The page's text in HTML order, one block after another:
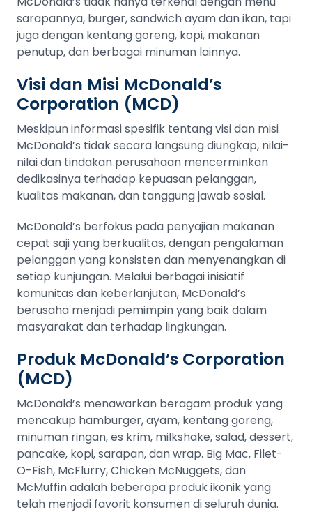
sarapannya, burger, sandwich ayam dan ikan, tapi
juga dengan kentang goreng, kopi, makanan
penutup, dan berbagai minuman lainnya.
Visi dan Misi McDonald’s
Corporation (MCD)
Meskipun informasi spesifik tentang visi dan misi
McDonald’s tidak secara langsung diungkap, nilai-
nilai dan tindakan perusahaan mencerminkan
dedikasinya terhadap kepuasan pelanggan,
kualitas makanan, dan tanggung jawab sosial.
McDonald’s berfokus pada penyajian makanan
cepat saji yang berkualitas, dengan pengalaman
pelanggan yang konsisten dan menyenangkan di
setiap kunjungan. Melalui berbagai inisiatif
komunitas dan keberlanjutan, McDonald’s
berusaha menjadi pemimpin yang baik dalam
masyarakat dan terhadap lingkungan​​​​.
Produk McDonald’s Corporation
(MCD)
McDonald’s menawarkan beragam produk yang
mencakup hamburger, ayam, kentang goreng,
minuman ringan, es krim, milkshake, salad, dessert,
pancake, kopi, sarapan, dan wrap. Big Mac, Filet-
O-Fish, McFlurry, Chicken McNuggets, dan
McMuffin adalah beberapa produk ikonik yang
telah menjadi favorit konsumen di seluruh dunia.